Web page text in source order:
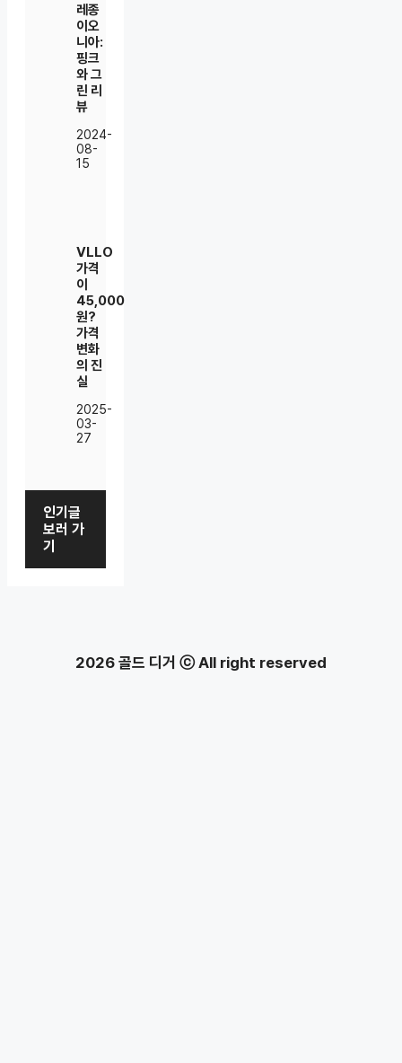
레종
이오
니아:
핑크
와 그
린 리
뷰
2024-
08-
15
VLLO
가격
이
45,000
원?
가격
변화
의 진
실
2025-
03-
27
인기글
보러 가
기
2026 골드 디거 ⓒ All right reserved